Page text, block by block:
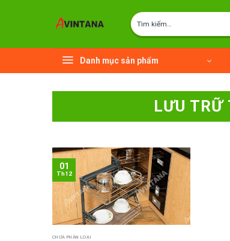
Tìm
kiếm:
Danh mục sản phẩm
LƯU TRỮ
CHƯA PHÂN LOẠI
01
Th12